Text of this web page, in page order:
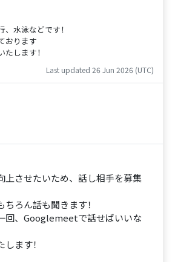
水泳などです！
おります
します！
Last updated 26 Jun 2026 (UTC)
上させたいため、話し相手を募集
ろん話も聞きます！
回、Googlemeetで話せばいいな
ます！